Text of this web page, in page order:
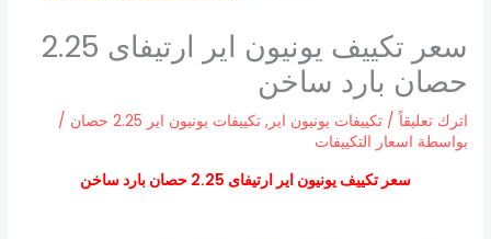
سعر تكييف يونيون اير ارتيفاى 2.25
حصان بارد ساخن
اترك تعليقاً /تكييفات يونيون اير,تكييفات يونيون اير 2.25 حصان
/
بواسطة اسعار التكييفات
سعر تكييف يونيون اير ارتيفاى 2.25 حصان بارد ساخن